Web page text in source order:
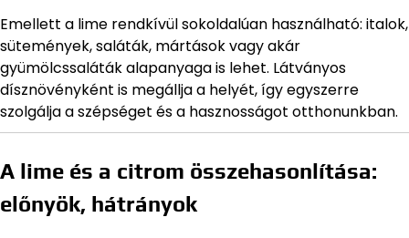
Emellett a lime rendkívül sokoldalúan használható: italok,
sütemények, saláták, mártások vagy akár
gyümölcssaláták alapanyaga is lehet. Látványos
dísznövényként is megállja a helyét, így egyszerre
szolgálja a szépséget és a hasznosságot otthonunkban.
A lime és a citrom összehasonlítása:
előnyök, hátrányok